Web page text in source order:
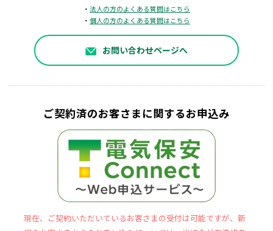
・ 法人の方のよくある質問はこちら
・ 個人の方のよくある質問はこちら
お問い合わせページへ
ご契約済のお客さまに関するお申込み
現在、ご契約いただいているお客さまの受付は可能ですが、新